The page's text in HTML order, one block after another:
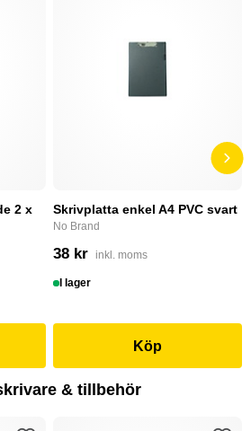
2 x
Skrivplatta enkel A4 PVC svart
No Brand
38 kr inkl. moms
I lager
Köp
& tillbehör